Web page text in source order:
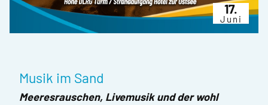
17.
Juni
Musik im Sand
Meeresrauschen, Livemusik und der wohl